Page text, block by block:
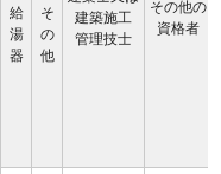
建築施工
管理技士
その他の
資格者
給
湯
器
そ
の
他